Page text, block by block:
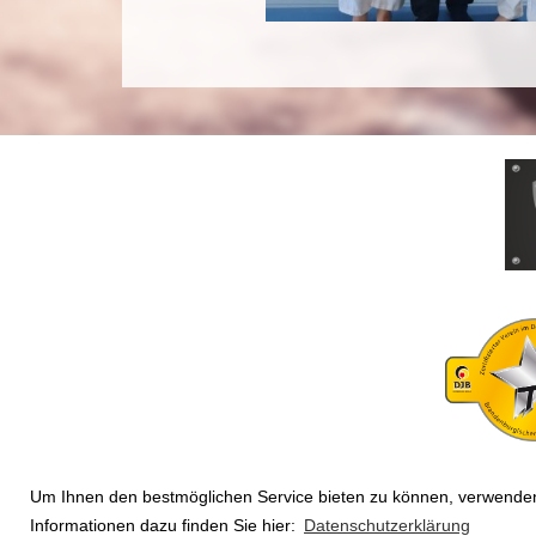
Um Ihnen den bestmöglichen Service bieten zu können,
Informationen dazu finden Sie hier: Datenschutzerklärung